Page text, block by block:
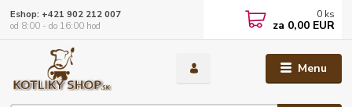
Menu
Eshop: +421 902 212 007
od 8:00 - do 16:00 hod
0 ks
za 0,00 EUR